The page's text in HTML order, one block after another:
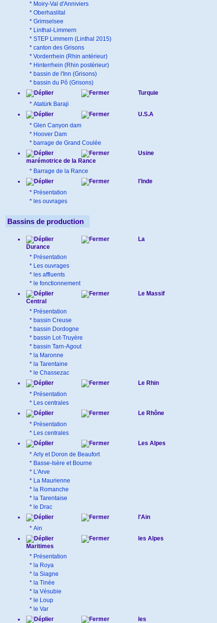
* Moiry-Val d'Anniviers
* Oberhaslital
* Grimselsee
* Linthal-Limmern
* STEP Limmern (Linthal 2015)
* canton des Grisons
* Vorderrhein (Rhin antérieur)
* Hinterrhein (Rhin postérieur)
* bassin de l'Inn (Grisons)
* bassin du Pô (Grisons)
Turquie
* Atatürk Baraji
U.S.A
* Glen Canyon dam
* Hoover Dam
* barrage de Grand Coulée
Usine
marémotrice de la Rance
* Barrage de la Rance
l'Inde
* Présentation
* les ouvrages
Bassins de production
La
Durance
* Présentation
* Les ouvrages
* les affluents
* le fonctionnement
Le Massif
Central
* Présentation
* bassin Creuse
* bassin Dordogne
* bassin Lot-Truyère
* bassin Tarn-Agout
* la Maronne
* la Tarentaine
* le Chassezac
Le Rhin
* Présentation
* Les centrales
Le Rhône
* Présentation
* Les centrales
Les Alpes
* Arly et Doron de Beaufort
* Basse-Isère et Bourne
* L'Arve
* La Maurienne
* la Romanche
* la Tarentaise
* le Drac
l'Ain
* Ain
les Alpes
Maritimes
* Présentation
* la Roya
* la Siagne
* la Tinée
* la Vésubie
* le Loup
* le Var
les